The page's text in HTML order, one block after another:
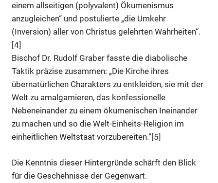
einem allseitigen (polyvalent) Ökumenismus
anzugleichen“ und postulierte „die Umkehr
(Inversion) aller von Christus gelehrten Wahrheiten“.
[4]
Bischof Dr. Rudolf Graber fasste die diabolische
Taktik präzise zusammen: „Die Kirche ihres
übernatürlichen Charakters zu entkleiden, sie mit der
Welt zu amalgamieren, das konfessionelle
Nebeneinander zu einem ökumenischen Ineinander
zu machen und so die Welt-Einheits-Religion im
einheitlichen Weltstaat vorzubereiten.“[5]
Die Kenntnis dieser Hintergründe schärft den Blick
für die Geschehnisse der Gegenwart.